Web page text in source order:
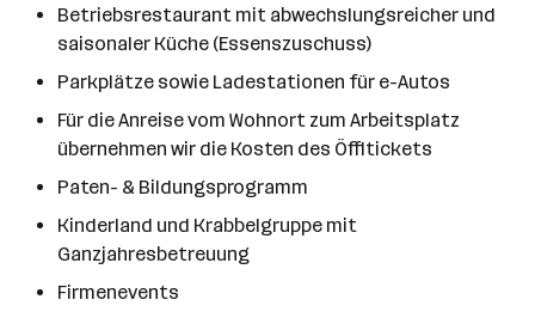
Betriebsrestaurant mit abwechslungsreicher und
saisonaler Küche (Essenszuschuss)
Parkplätze sowie Ladestationen für e-Autos
Für die Anreise vom Wohnort zum Arbeitsplatz
übernehmen wir die Kosten des Öffitickets
Paten- & Bildungsprogramm
Kinderland und Krabbelgruppe mit
Ganzjahresbetreuung
Firmenevents